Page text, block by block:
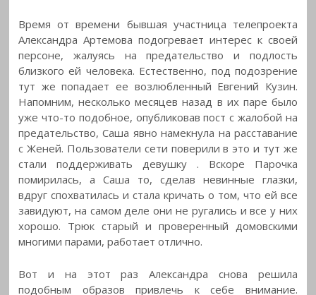
Время от времени бывшая участница телепроекта
Александра Артемова подогревает интерес к своей
персоне, жалуясь на предательство и подлость
близкого ей человека. Естественно, под подозрение
тут же попадает ее возлюбленный Евгений Кузин.
Напомним, несколько месяцев назад в их паре было
уже что-то подобное, опубликовав пост с жалобой на
предательство, Саша явно намекнула на расставание
с Женей. Пользователи сети поверили в это и тут же
стали поддерживать девушку . Вскоре Парочка
помирилась, а Саша то, сделав невинные глазки,
вдруг спохватилась и стала кричать о том, что ей все
завидуют, на самом деле они не ругались и все у них
хорошо. Трюк старый и проверенный домовскими
многими парами, работает отлично.
Вот и на этот раз Александра снова решила
подобным образов привлечь к себе внимание.